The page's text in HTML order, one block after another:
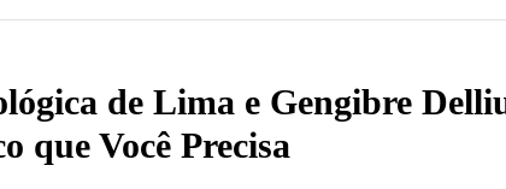
de Lima e Gengibre
que Você Precisa